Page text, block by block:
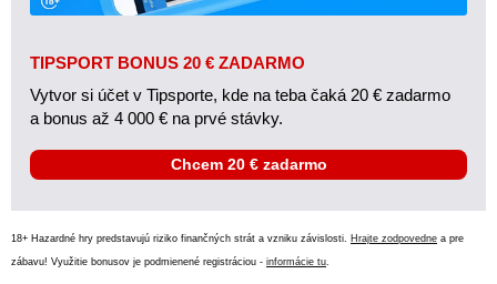
TIPSPORT BONUS 20 € ZADARMO
Vytvor si účet v Tipsporte, kde na teba čaká 20 € zadarmo
a bonus až 4 000 € na prvé stávky.
Chcem 20 € zadarmo
18+ Hazardné hry predstavujú riziko finančných strát a vzniku závislosti. Hrajte zodpovedne a pre
zábavu! Využitie bonusov je podmienené registráciou - informácie tu